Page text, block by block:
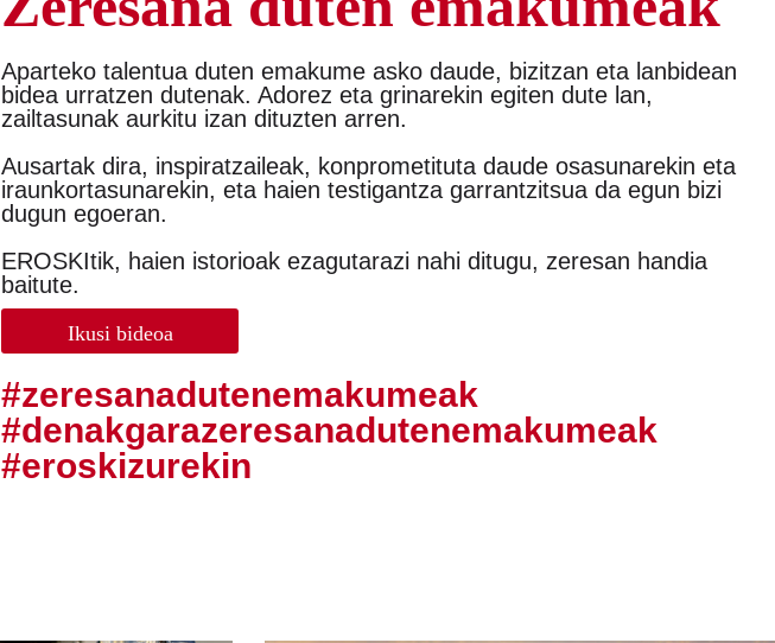
Aparteko talentua duten emakume asko daude, bizitzan eta lanbidean
bidea urratzen dutenak. Adorez eta grinarekin egiten dute lan,
zailtasunak aurkitu izan dituzten arren.
Ausartak dira, inspiratzaileak, konprometituta daude osasunarekin eta
iraunkortasunarekin, eta haien testigantza garrantzitsua da egun bizi
dugun egoeran.
EROSKItik, haien istorioak ezagutarazi nahi ditugu, zeresan handia
baitute.
Ikusi bideoa
#zeresanadutenemakumeak
#denakgarazeresanadutenemakumeak
#eroskizurekin